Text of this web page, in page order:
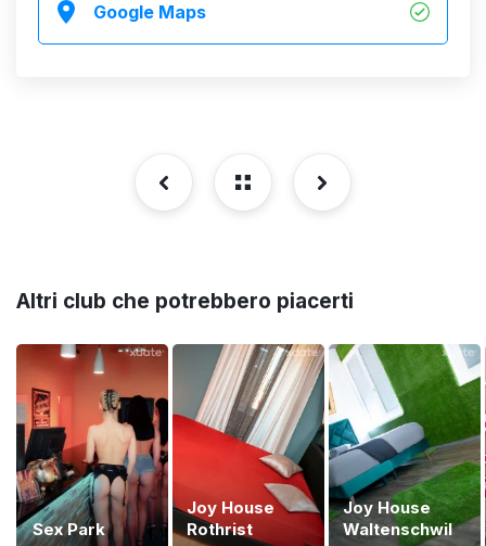
Google Maps
Altri club che potrebbero piacerti
Sex Park
Joy House
Rothrist
Joy House
Waltenschwil